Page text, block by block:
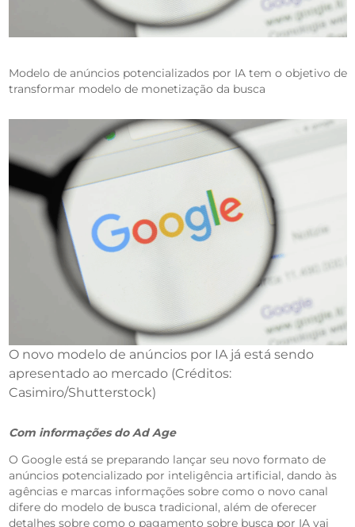
Modelo de anúncios potencializados por IA tem o objetivo de
transformar modelo de monetização da busca
O novo modelo de anúncios por IA já está sendo
apresentado ao mercado (Créditos:
Casimiro/Shutterstock)
Com informações do Ad Age
O Google está se preparando lançar seu novo formato de
anúncios potencializado por inteligência artificial, dando às
agências e marcas informações sobre como o novo canal
difere do modelo de busca tradicional, além de oferecer
detalhes sobre como o pagamento sobre busca por IA vai